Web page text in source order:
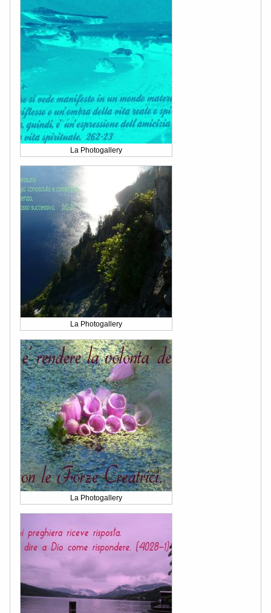
La Photogallery
La Photogallery
La Photogallery